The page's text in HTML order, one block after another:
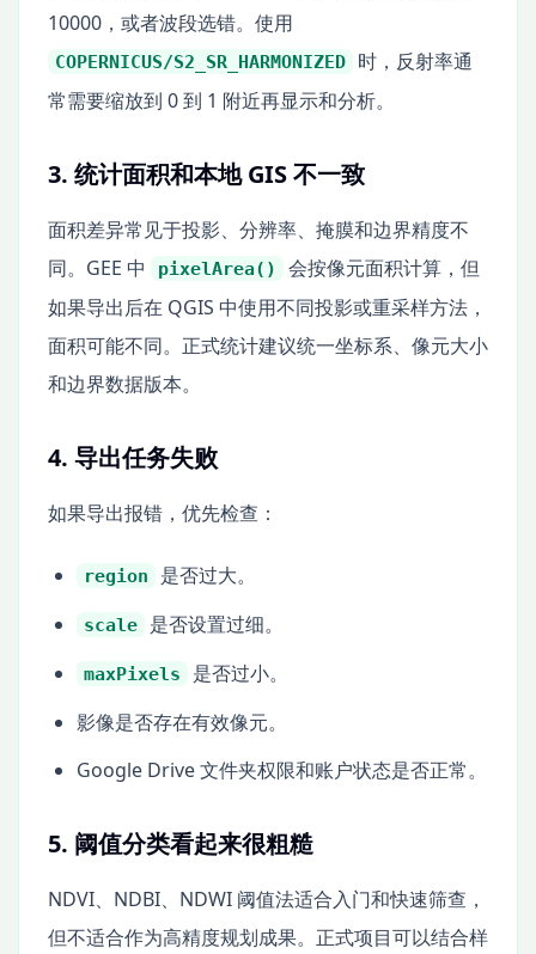
10000，或者波段选错。使用
COPERNICUS/S2_SR_HARMONIZED
时，反射率通
常需要缩放到 0 到 1 附近再显示和分析。
3. 统计面积和本地 GIS 不一致
面积差异常见于投影、分辨率、掩膜和边界精度不
同。GEE 中
pixelArea()
会按像元面积计算，但
如果导出后在 QGIS 中使用不同投影或重采样方法，
面积可能不同。正式统计建议统一坐标系、像元大小
和边界数据版本。
4. 导出任务失败
如果导出报错，优先检查：
region 是否过大。
scale 是否设置过细。
maxPixels
是否过小。
影像是否存在有效像元。
Google Drive 文件夹权限和账户状态是否正常。
5. 阈值分类看起来很粗糙
NDVI、NDBI、NDWI 阈值法适合入门和快速筛查，
但不适合作为高精度规划成果。正式项目可以结合样